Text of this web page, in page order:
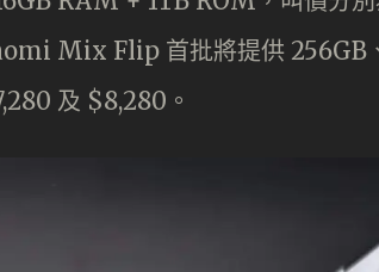
Mix Flip 首批將提供 256GB
及 $8,280。